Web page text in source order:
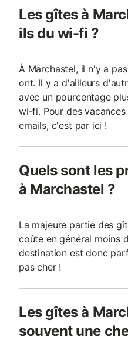
Les gîtes à
ils du wi-fi ?
À Marchastel, il n'y a
ont. Il y a d'ailleurs
avec un pourcentage
wi-fi. Pour des
emails, c'est par ici !
Quels sont les
à Marchastel ?
La majeure partie des
coûte en général moins
destination est donc
pas cher !
Les gîtes à
souvent une